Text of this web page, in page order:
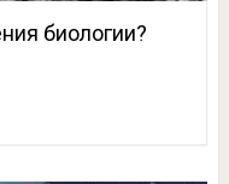
биологии?